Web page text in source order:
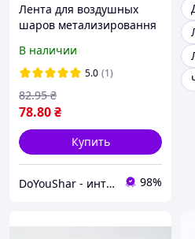
Лента для воздушных
шаров метализировання
В наличии
5.0 (1)
78.80₴
82.95 ₴
Купить
DoYouShar - интернет-магазин товаров для праздника 98%